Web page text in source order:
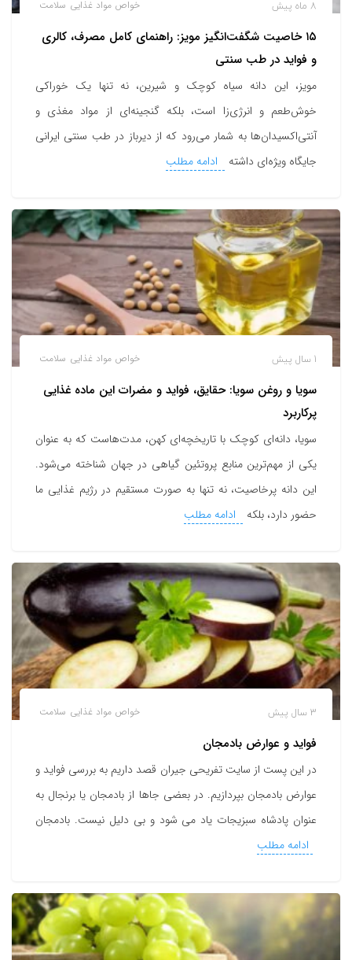
خواص مواد غذایی سلامت 8 ماه پیش
۱۵ خاصیت شگفت‌انگیز مویز: راهنمای کامل مصرف، کالری
و فواید در طب سنتی
مویز، این دانه سیاه کوچک و شیرین، نه تنها یک خوراکی
خوش‌طعم و انرژی‌زا است، بلکه گنجینه‌ای از مواد مغذی و
آنتی‌اکسیدان‌ها به شمار می‌رود که از دیرباز در طب سنتی ایرانی
جایگاه ویژه‌ای داشته
ادامه مطلب
خواص مواد غذایی سلامت 1 سال پیش
سویا و روغن سویا: حقایق، فواید و مضرات این ماده غذایی
پرکاربرد
سویا، دانه‌ای کوچک با تاریخچه‌ای کهن، مدت‌هاست که به عنوان
یکی از مهم‌ترین منابع پروتئین گیاهی در جهان شناخته می‌شود.
این دانه پرخاصیت، نه تنها به صورت مستقیم در رژیم غذایی ما
حضور دارد، بلکه
ادامه مطلب
خواص مواد غذایی سلامت 3 سال پیش
فواید و عوارض بادمجان
در این پست از سایت تفریحی جیران قصد داریم به بررسی فواید و
عوارض بادمجان بپردازیم. در بعضی جاها از بادمجان یا برنجال به
عنوان پادشاه سبزیجات یاد می شود و بی دلیل نیست. بادمجان
ادامه مطلب